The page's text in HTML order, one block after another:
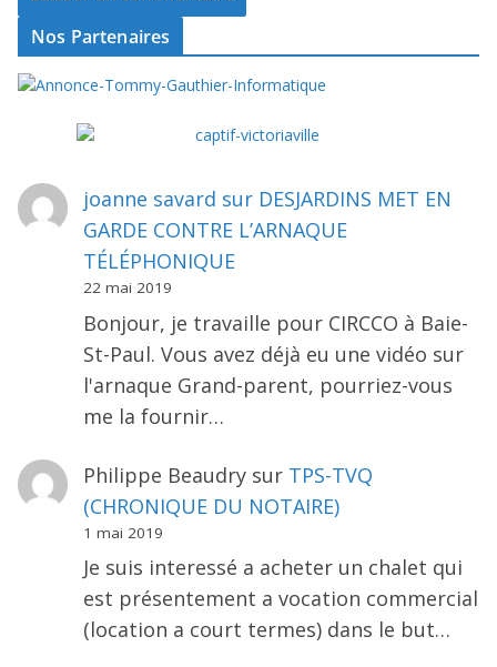
Nos Partenaires
joanne savard sur DESJARDINS MET EN
GARDE CONTRE L’ARNAQUE
TÉLÉPHONIQUE
22 mai 2019
Bonjour, je travaille pour CIRCCO à Baie-
St-Paul. Vous avez déjà eu une vidéo sur
l'arnaque Grand-parent, pourriez-vous
me la fournir…
Philippe Beaudrysur TPS-TVQ
(CHRONIQUE DU NOTAIRE)
1 mai 2019
Je suis interessé a acheter un chalet qui
est présentement a vocation commercial
(location a court termes) dans le but…